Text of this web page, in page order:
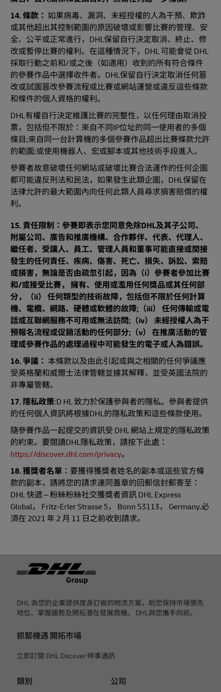
14. 條款： 如果病毒、漏洞、未經授權的人為干預、欺詐
或其他超出其控制範圍的原因破壞或影響比賽的管理、安
全、公平或正常進行，DHL保留自行決定取消、終止、修
改或暫停比賽的權利。在這種情況下，DHL 可能會從 DHL
採取行動之前和/或之後（如適用）收到的所有符合條件
的參賽作品中選擇收件者。DHL保留自行決定取消任何篡
改或試圖篡改參賽流程或比賽或網站運營或違反這些條款
和條件的個人資格的權利。
DHL有權自行決定維護比賽的完整性，以任何理由取消投
票，包括但不限於：來自不同IP位址的同一使用者的多個
條目;來自同一台計算機的多個參賽作品超出比賽條款允許
的範圍;或使用機器人、宏或腳本或其他技術手段進入。
參賽者故意破壞任何網站或破壞比賽合法運作的任何企圖
都可能違反刑法和民法，如果發生此類企圖，DHL保留在
法律允許的最大範圍內向任何此類人員尋求損害賠償的權
利。
15. 責任限制：參賽即表示您同意免除DHL及其子公司、
附屬公司、廣告和推廣機構、合作夥伴、代表、代理人、
繼任者、受讓人、員工、管理人員和董事可能直接或間接
發生的任何責任、疾病、傷害、死亡、損失、訴訟、索賠
或損害，無論是否由疏忽引起，因為（i）參賽者參加比賽
和/或接受比賽， 擁有、使用或濫用任何獎品或其任何部
分，（ii） 任何類型的技術故障，包括但不限於任何計算
機、電纜、網路、硬體或軟體的故障;（iii） 任何傳輸或電
話或互聯網服務不可用或無法訪問;（iv） 未經授權人為干
預報名流程或促銷活動的任何部分;（v） 在推廣活動的管
理或參賽作品的處理過程中可能發生的電子或人為錯誤。
16. 爭議： 本條款以及由此引起或與之相關的任何爭議應
受英格蘭和威爾士法律管轄並據其解釋，並受英國法院的
非專屬管轄。
17. 隱私政策:D HL 致力於保護參與者的隱私。參與者提供
的任何個人資訊將根據DHL的隱私政策和這些條款使用。
隨參賽作品一起提交的資訊受 DHL 網站上規定的隱私政策
的約束。要閱讀DHL隱私政策，請按下此處：
https://discover.dhl.com/privacy。
18. 獲獎者名單 ：要獲得獲獎者姓名的副本或這些官方條
款的副本，請將您的請求連同蓋章的回郵信封郵寄至：
DHL 快遞 – 粉絲粉絲社交獲獎者資訊 DHL Express
Global， Fritz-Erler Strasse 5， Bonn 53113， Germany.必
須在 2021 年 2 月 11 日之前收到請求。
DHL 為您的企業提供度身訂做的物流方案，助您保持市場領先
地位、掌握趨勢及開拓潛在發展商機。 DHL與您攜手向前。
抓緊機遇 開拓市場
立即訂閱 DHL Discover 時事通訊
類別 公司